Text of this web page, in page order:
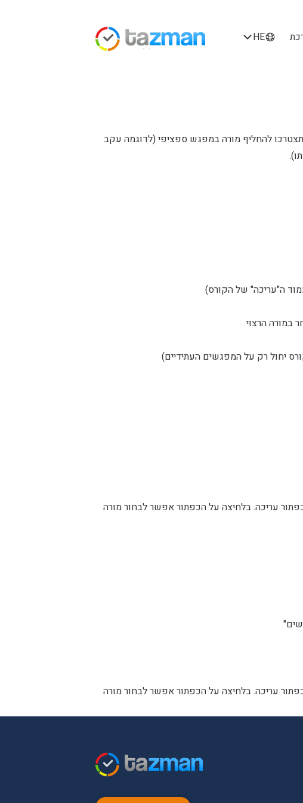
HE
להחליף מורה במפגש ספציפי (לדוגמה עקב
ה"עריכה" של הקורס)
במורה הרצוי
יחול רק על המפגשים העתידיים)
עריכה. בלחיצה על הכפתור אפשר לבחור מורה
עריכה. בלחיצה על הכפתור אפשר לבחור מורה